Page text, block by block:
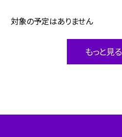
対象の予定はありません
もっと見る